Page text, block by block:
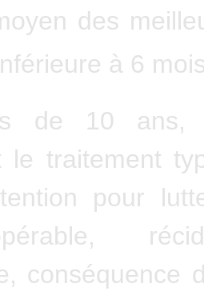
des
à 6
de 10 ans,
le traitement
pour
conséquence